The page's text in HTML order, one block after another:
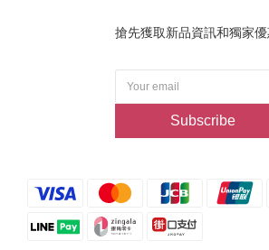
搶先獲取新品資訊和獨家
Subscribe